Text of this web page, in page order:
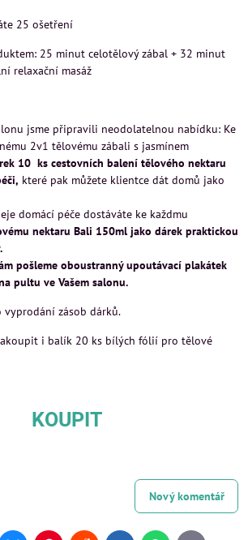
25 ošetření
25 minut celotělový zábal + 32 minut
relaxační masáž
jsme připravili neodolatelnou nabídku: Ke
2v1 tělovému zábali s jasmínem
10 ks cestovních balení tělového nektaru
které pak můžete klientce dát domů jako
domácí péče dostáváte ke každmu
nektaru Bali 150ml jako dárek praktickou
pošleme oboustranný upoutávací plakátek
pultu ve Vašem salonu.
zásob dárků.
i balík 20 ks bílých fólií pro tělové
KOUPIT
Nový komentář